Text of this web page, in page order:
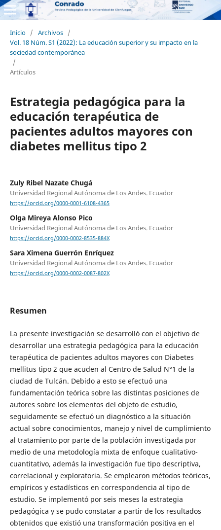
Inicio / Archivos /
Vol. 18 Núm. S1 (2022): La educación superior y su impacto en la
sociedad contemporánea
/
Artículos
Estrategia pedagógica para la
educación terapéutica de
pacientes adultos mayores con
diabetes mellitus tipo 2
Zuly Ribel Nazate Chugá
Universidad Regional Autónoma de Los Andes. Ecuador
https://orcid.org/0000-0001-6108-4365
Olga Mireya Alonso Pico
Universidad Regional Autónoma de Los Andes. Ecuador
https://orcid.org/0000-0002-8535-884X
Sara Ximena Guerrón Enríquez
Universidad Regional Autónoma de Los Andes. Ecuador
https://orcid.org/0000-0002-0087-802X
Resumen
La presente investigación se desarrolló con el objetivo de
desarrollar una estrategia pedagógica para la educación
terapéutica de pacientes adultos mayores con Diabetes
mellitus tipo 2 que acuden al Centro de Salud N°1 de la
ciudad de Tulcán. Debido a esto se efectuó una
fundamentación teórica sobre las distintas posiciones de
autores sobre los elementos del objeto de estudio,
seguidamente se efectuó un diagnóstico a la situación
actual sobre conocimientos, manejo y nivel de cumplimiento
al tratamiento por parte de la población investigada por
medio de una metodología mixta de enfoque cualitativo-
cuantitativo, además la investigación fue tipo descriptiva,
correlacional y exploratoria. Se emplearon métodos teóricos,
empíricos y estadísticos en correspondencia al tipo de
estudio. Se implementó por seis meses la estrategia
pedagógica y se pudo constatar a partir de los resultados
obtenidos que existió una transformación positiva en el